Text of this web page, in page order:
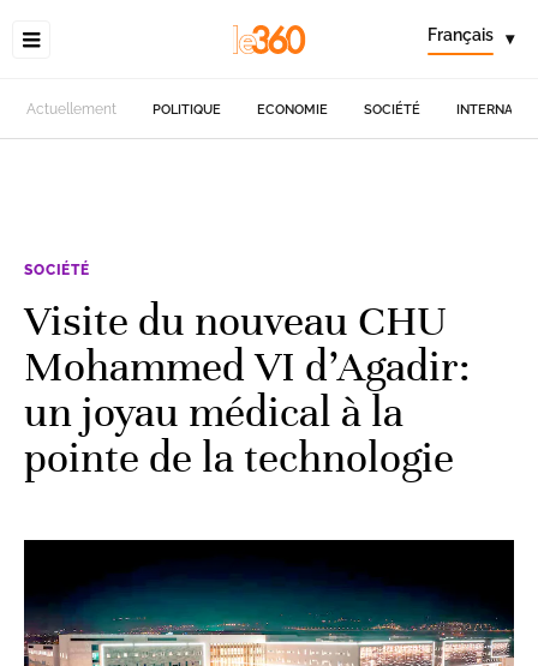
Français ▾
Actuellement POLITIQUE ECONOMIE SOCIÉTÉ
SOCIÉTÉ
Visite du nouveau CHU
Mohammed VI d’Agadir:
un joyau médical à la
pointe de la technologie